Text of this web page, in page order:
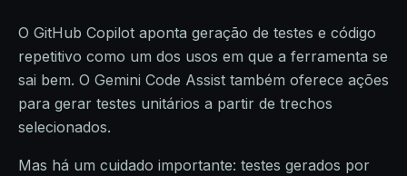
O GitHub Copilot aponta geração de testes e código
repetitivo como um dos usos em que a ferramenta se
sai bem. O Gemini Code Assist também oferece ações
para gerar testes unitários a partir de trechos
selecionados.
Mas há um cuidado importante: testes gerados por